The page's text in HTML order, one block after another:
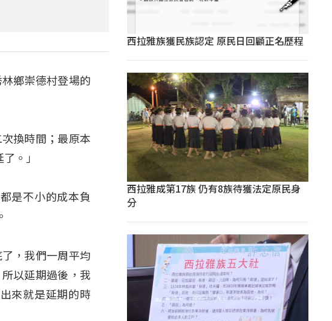
鄉崇德村登場的
換時間；最原本
。」
是不小的成本負
，我們一周平均
以延期過後，我
來就是延期的時
西拉雅族獲民族認定 原民日回顧正名歷程
西拉雅成第17族 仍有8族待獲法定原民身
分